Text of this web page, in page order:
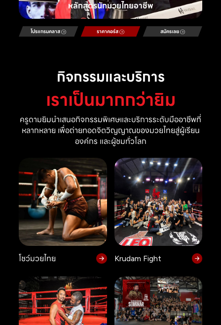
หลักสูตรนักมวยไทยอาชีพ
โปรแกรมคลาส ราคาคอร์ส สมัครเลย
กิจกรรมและบริการ
เราเป็นมากกว่ายิม
ครูดามยิมนำเสนอกิจกรรมพิเศษและบริการระดับมืออาชีพที่
หลากหลาย เพื่อถ่ายทอดจิตวิญญาณของมวยไทยสู่ผู้เรียน
องค์กร และผู้ชมทั่วโลก
โชว์มวยไทย Krudam Fight